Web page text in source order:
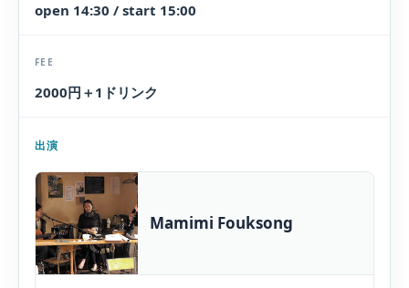
open 14:30 / start 15:00
FEE
2000円＋1ドリンク
出演
Mamimi Fouksong